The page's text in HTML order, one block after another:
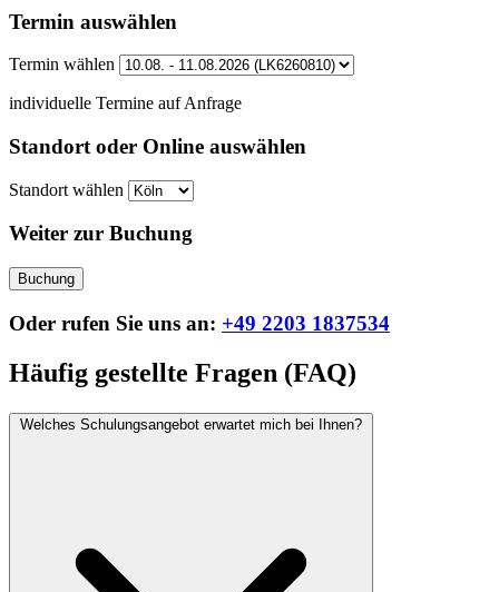
Termin auswählen
Termin wählen
individuelle Termine auf Anfrage
Standort oder Online auswählen
Standort wählen
Weiter zur Buchung
Buchung
Oder rufen Sie uns an: +49 2203 1837534
Häufig gestellte Fragen (FAQ)
Welches Schulungsangebot erwartet mich bei Ihnen?